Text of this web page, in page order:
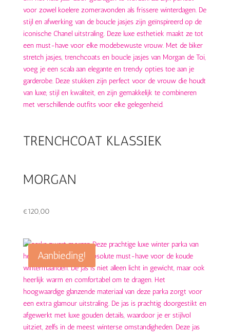
TRENCHCOAT KLASSIEK
MORGAN
€120,00
Aanbieding!